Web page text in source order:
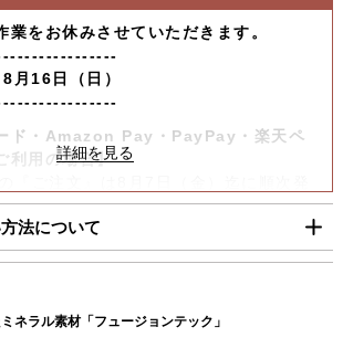
業をお休みさせていただきます。
月16日（日）
ド・Amazon Pay・PayPay・楽天ペ
利用の場合】
ご利用の場合】
『ご注文及びご入金確認分』は8月7日
送いたします。
注文及びご入金確認分につきましては、8月
法について
1,100円
ネラル素材「フュージョンテック」